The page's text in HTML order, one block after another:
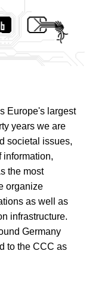
Europe's largest
years we are
societal issues,
information,
the most
organize
as well as
infrastructure.
Germany
to the CCC as